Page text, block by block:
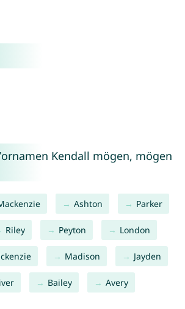
Kendall mögen, mögen
Ashton Parker
Riley Peyton London
Madison Jayden
Bailey Avery